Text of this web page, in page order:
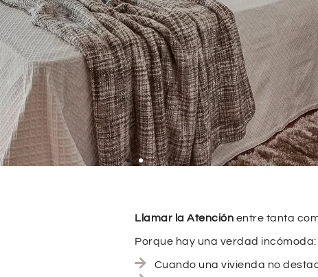
Llamar la Atención entre tanta
Porque hay una verdad incómoda:
Cuando una vivienda no